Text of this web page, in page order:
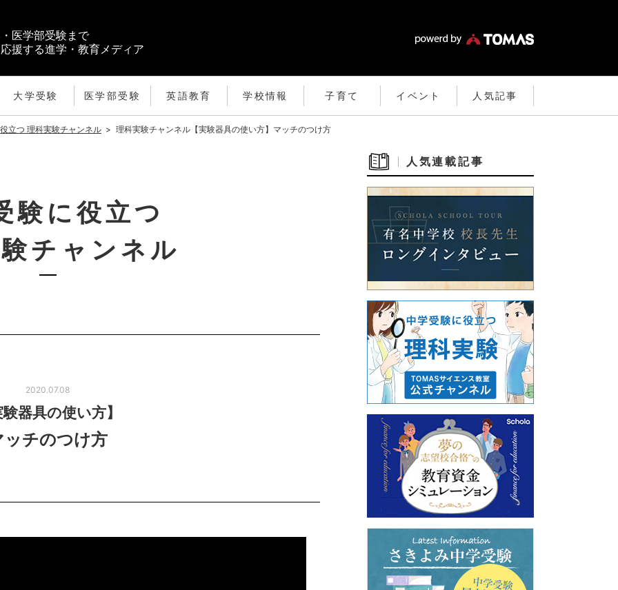
医学部受験まで
援する進学・教育メディア
大学受験 医学部受験 英語教育 学校情報 子育て イベント 人気記事
立つ 理科実験チャンネル > 理科実験チャンネル【実験器具の使い方】マッチのつけ方
験に役立つ
チャンネル
2020.07.08
器具の使い方】
ッチのつけ方
人気連載記事